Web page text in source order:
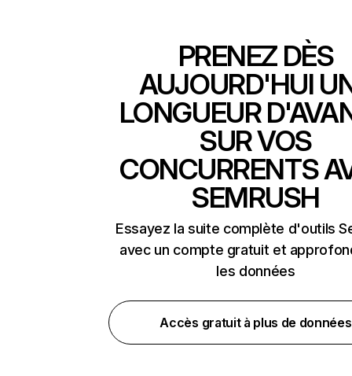
PRENEZ DÈS
AUJOURD'HUI
LONGUEUR
SUR VOS
CONCURRENTS
SEMRUSH
Essayez la suite complète d'outils
avec un compte gratuit et
les données
Accès gratuit à plus de données